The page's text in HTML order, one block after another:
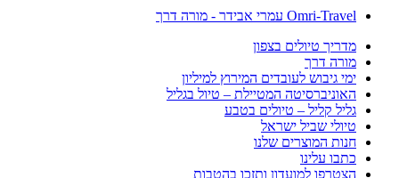
Omri-Travel עמרי אבידר - מורה דרך
מדריך טיולים בצפון
מורה דרך
ימי גיבוש לעובדים המירוץ למיליון
האוניברסיטה המטיילת – טיול בגליל
גליל קליל – טיולים בטבע
טיולי שביל ישראל
חנות המוצרים שלנו
כתבו עלינו
הצטרפו למועדון ותזכו בהטבות